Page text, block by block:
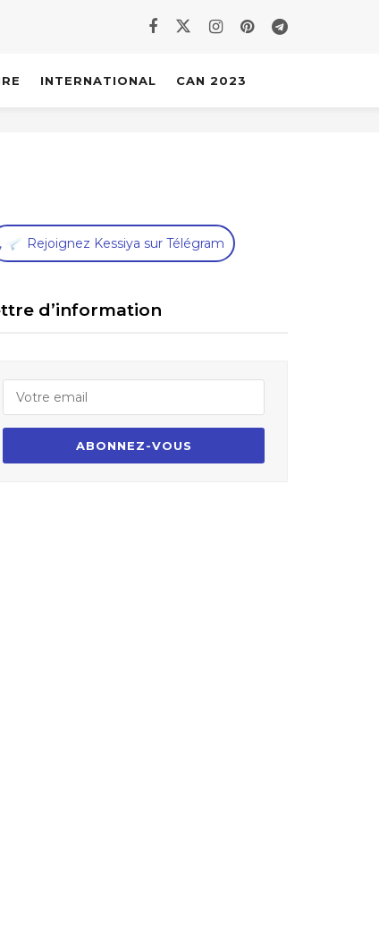
INTERNATIONAL CAN 2023
, Rejoignez Kessiya sur Télégram
d’information